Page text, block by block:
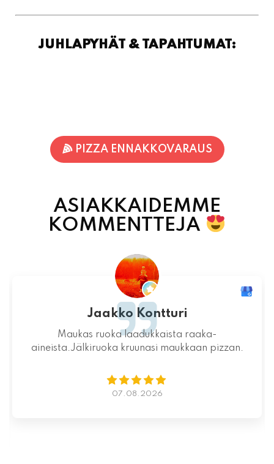
JUHLAPYHÄT & TAPAHTUMAT:
PIZZA ENNAKKOVARAUS
ASIAKKAIDEMME
KOMMENTTEJA
Jaakko Kontturi
Maukas ruoka laadukkaista raaka-
aineista.Jälkiruoka kruunasi maukkaan pizzan.
07.08.2026